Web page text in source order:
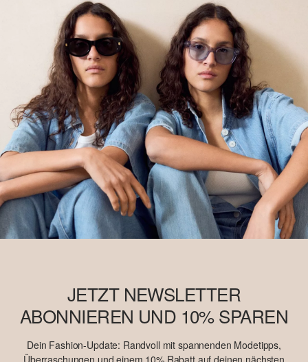
JETZT NEWSLETTER
ABONNIEREN UND 10% SPAREN
Dein Fashion-Update: Randvoll mit spannenden Modetipps,